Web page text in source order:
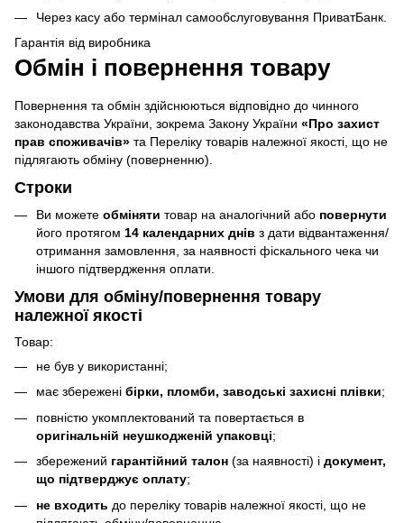
Через касу або термінал самообслуговування ПриватБанк.
Гарантія від виробника
Обмін і повернення товару
Повернення та обмін здійснюються відповідно до чинного
законодавства України, зокрема Закону України «Про захист
прав споживачів» та Переліку товарів належної якості, що не
підлягають обміну (поверненню).
Строки
Ви можете обміняти товар на аналогічний або повернути
його протягом 14 календарних днів з дати відвантаження/
отримання замовлення, за наявності фіскального чека чи
іншого підтвердження оплати.
Умови для обміну/повернення товару
належної якості
Товар:
не був у використанні;
має збережені бірки, пломби, заводські захисні плівки;
повністю укомплектований та повертається в
оригінальній неушкодженій упаковці;
збережений гарантійний талон (за наявності) і документ,
що підтверджує оплату;
не входить до переліку товарів належної якості, що не